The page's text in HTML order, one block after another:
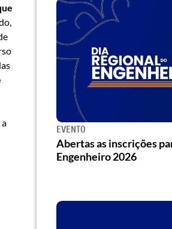
EVENTO
Abertas as inscrições
Engenheiro 2026